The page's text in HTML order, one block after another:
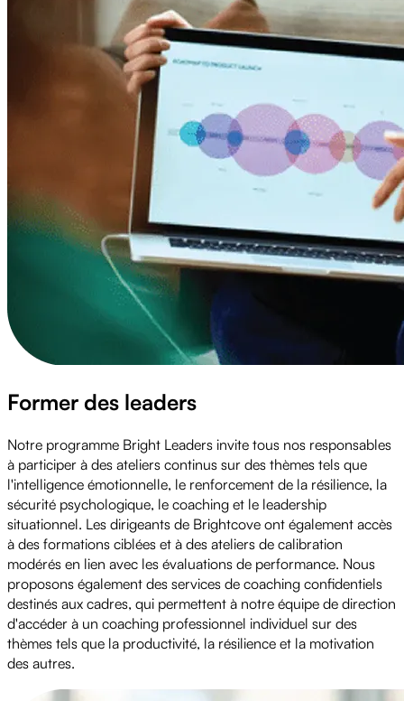
Former des leaders
Notre programme Bright Leaders invite tous nos responsables
à participer à des ateliers continus sur des thèmes tels que
l'intelligence émotionnelle, le renforcement de la résilience, la
sécurité psychologique, le coaching et le leadership
situationnel. Les dirigeants de Brightcove ont également accès
à des formations ciblées et à des ateliers de calibration
modérés en lien avec les évaluations de performance. Nous
proposons également des services de coaching confidentiels
destinés aux cadres, qui permettent à notre équipe de direction
d'accéder à un coaching professionnel individuel sur des
thèmes tels que la productivité, la résilience et la motivation
des autres.